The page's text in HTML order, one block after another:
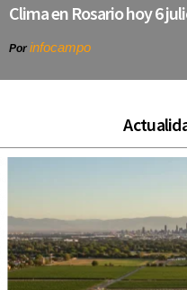
Clima en Rosario hoy 6
Por infocampo